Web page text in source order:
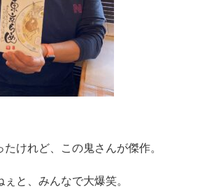
けれど、この鬼さんが傑作。
と、みんなで大爆笑。